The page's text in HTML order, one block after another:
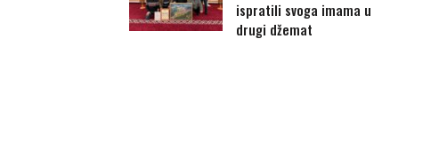
ispratili svoga imama u
drugi džemat